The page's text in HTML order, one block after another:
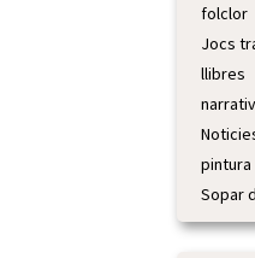
folclor
Jocs
llibres
pintura
Sopar